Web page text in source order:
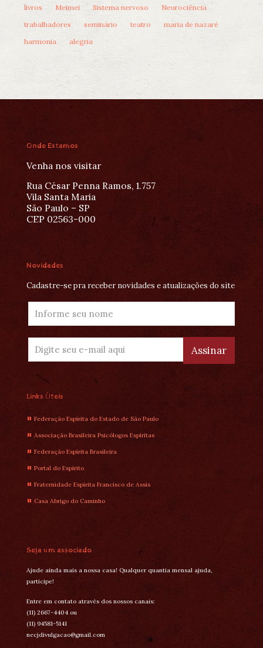
livros Meimei Sistema nervoso
Neurociência
trabalhadores
seminário teatro
maria de nazaré
harmonia
alegria
Onde Estamos
Venha nos visitar
Rua César Penna Ramos, 1.757
Vila Santa Maria
São Paulo – SP
CEP 02563-000
Novidades
Cadastre-se pra receber novidades e atualizações do site
Links Úteis
Federação Espírita do Estado de São Paulo
Associação Brasileira Psicólogos Espíritas
Federação Espírita Brasileira
Portal do Espírito
Fraternidade Espírita Francisco de Assis
Casa Abrigo do Caminho
Seja um associado
Ajude ainda mais a nossa casa! Qualquer quantia mensal ajuda,
participe!
Entre em contato através dos nossos canais:
(11) 2667-4404 ou
(11) 94581-5141
necjdivulgacao@gmail.com